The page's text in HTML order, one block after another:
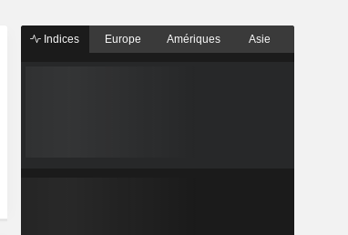
Indices Europe Amériques Asie